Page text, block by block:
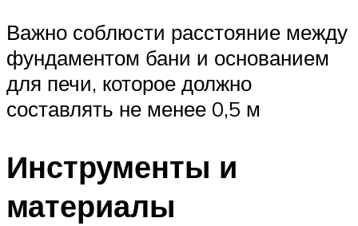
Важно соблюсти расстояние между
фундаментом бани и основанием
для печи, которое должно
составлять не менее 0,5 м
Инструменты и
материалы